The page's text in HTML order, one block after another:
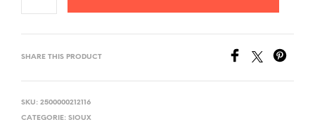
SHARE THIS PRODUCT
SKU: 2500000212116
CATEGORIE: SIOUX